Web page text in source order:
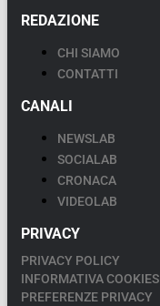
REDAZIONE
CHI SIAMO
CONTATTI
CANALI
NEWSLAB
SOCIALAB
CRONACA
VIDEOLAB
PRIVACY
PRIVACY POLICY
INFORMATIVA COOKIES
PREFERENZE PRIVACY